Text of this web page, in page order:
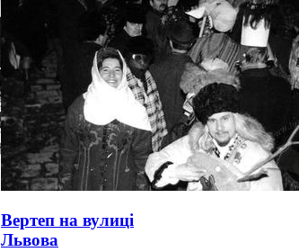
Вертеп на вулиці
Львова